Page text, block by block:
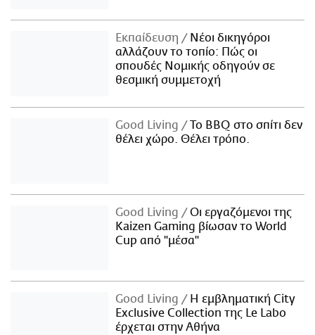
Εκπαίδευση
Νέοι δικηγόροι
αλλάζουν το τοπίο: Πώς οι
σπουδές Νομικής οδηγούν σε
θεσμική συμμετοχή
Good Living
Το BBQ στο σπίτι δεν
θέλει χώρο. Θέλει τρόπο.
Good Living
Οι εργαζόμενοι της
Kaizen Gaming βίωσαν το World
Cup από "μέσα"
Good Living
Η εμβληματική City
Exclusive Collection της Le Labo
έρχεται στην Αθήνα